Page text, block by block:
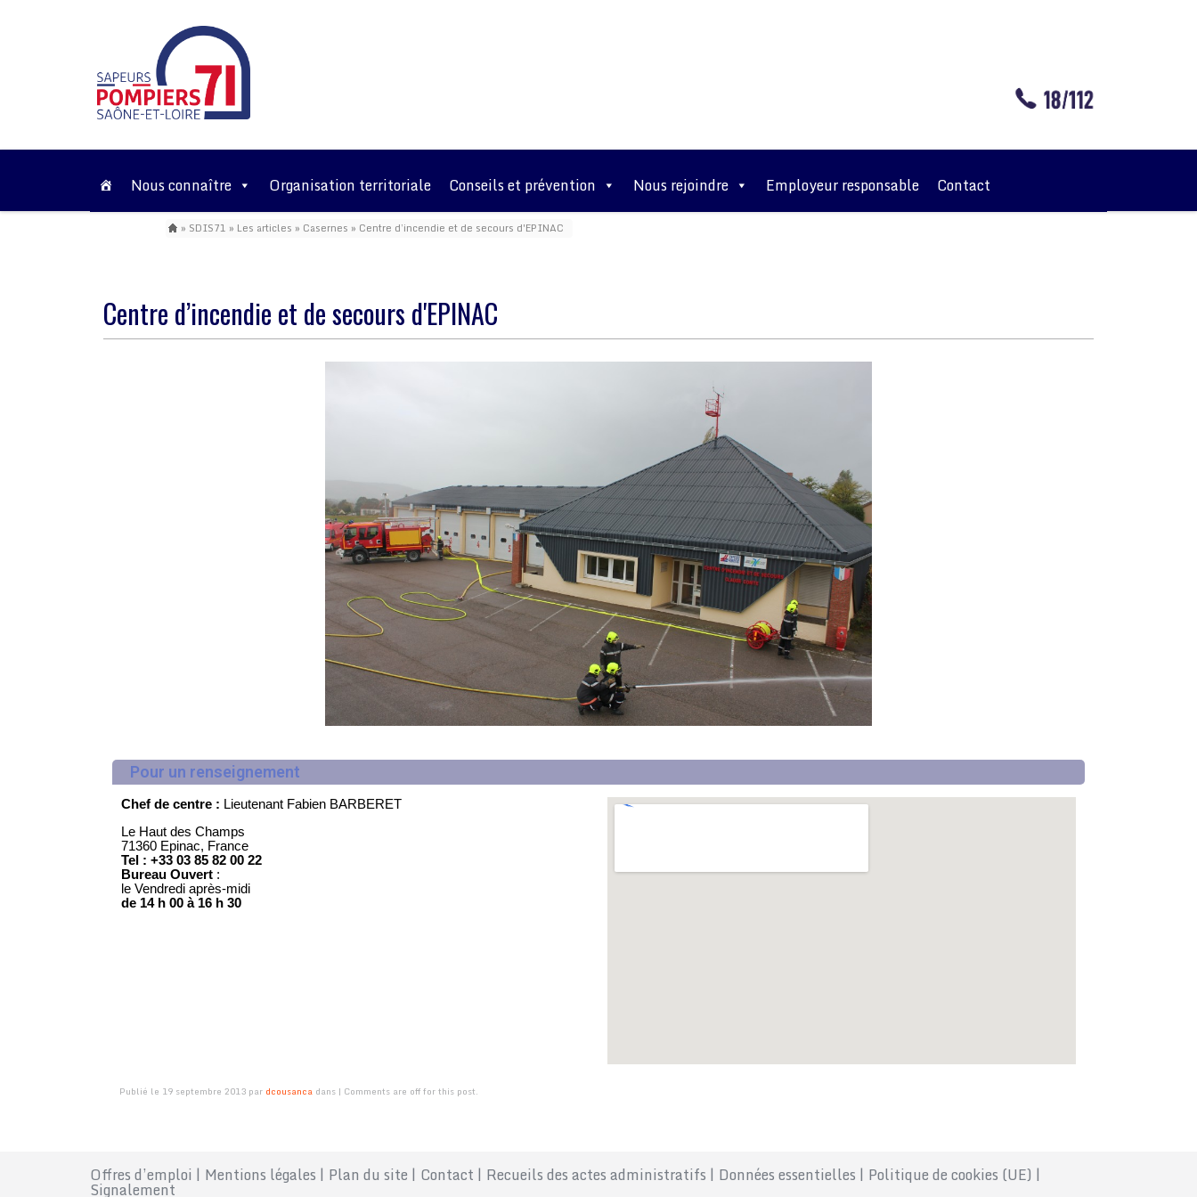
Nous connaître Organisation territoriale Conseils et prévention Nous rejoindre Employeur responsable Contact
» SDIS71 » Les articles » Casernes » Centre d’incendie et de secours d'EPINAC
Centre d’incendie et de secours d'EPINAC
Pour un renseignement
Chef de centre : Lieutenant Fabien BARBERET
Le Haut des Champs
71360 Epinac, France
Tel : +33 03 85 82 00 22
Bureau Ouvert:
le Vendredi après-midi
de 14 h 00 à 16 h 30
Publié le 19 septembre 2013 par dcousancadans | Comments are off for this post.
Offres d’emploi | Mentions légales | Plan du site | Contact | Recueils des actes administratifs | Données essentielles | Politique de cookies (UE) |
Signalement